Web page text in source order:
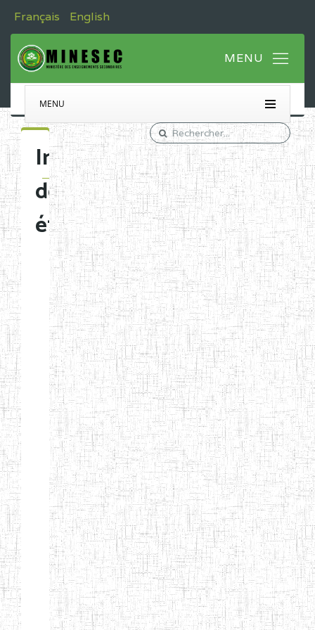
Français English
MENU
Immatriculation
des
établissements
Etablissements
d'enseignement
normal
ENI
Chercher:
Effacer les filtres
Denomination
Type